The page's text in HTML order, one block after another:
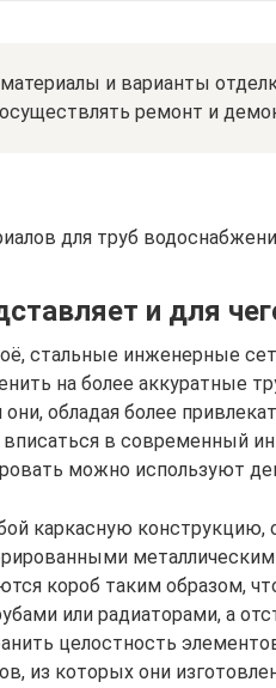
и варианты
ремонт и
для труб
и для
стальные инженерные
на более аккуратные
они, обладая более
в современный
можно используют
каркасную
короб таким образом,
или радиаторами, а
целостность
из которых они